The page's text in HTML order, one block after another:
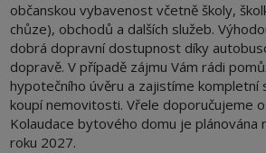
občanskou vybavenost včetně školy,
chůze), obchodů a dalších služeb.
dobrá dopravní dostupnost díky
dopravě. V případě zájmu Vám rádi
hypotečního úvěru a zajistíme kompletní
koupí nemovitosti. Vřele doporučujeme
Kolaudace bytového domu je plánována
roku 2027.